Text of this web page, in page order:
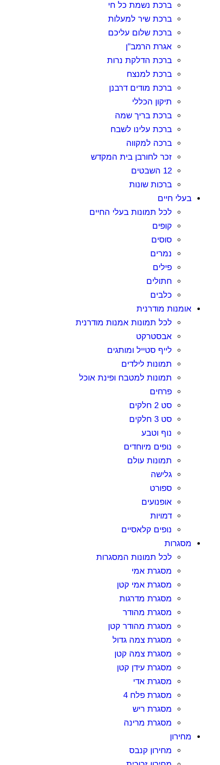
ברכת נשמת כל חי
ברכת שיר למעלות
ברכת שלום עליכם
אגרת הרמב"ן
ברכת הדלקת נרות
ברכת למנצח
ברכת מודים דרבנן
תיקון הכללי
ברכת בריך שמה
ברכת עלינו לשבח
ברכה למקווה
זכר לחורבן בית המקדש
ברכות שונות
חיים
לכל תמונות בעלי החיים
חתולים
מודרנית
לכל תמונות אמנות מודרנית
אבסטרקט
לייף סטייל ומותגים
תמונות לילדים
תמונות למטבח ופינת אוכל
פרחים
נוף וטבע
נופים מיוחדים
תמונות עולם
ספורט
אופנועים
נופים קלאסיים
לכל תמונות המסגרות
מסגרת אמי
מסגרת אמי קטן
מסגרת מדרגות
מסגרת מהודר
מסגרת מהודר קטן
מסגרת צמה גדול
מסגרת צמה קטן
מסגרת עידן קטן
מסגרת אדי
מסגרת פלח 4
מסגרת ריש
מסגרת מרינה
מחירון קנבס